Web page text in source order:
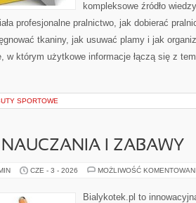
kompleksowe źródło
profesjonalne pralnictwo, jak dobierać
tkaniny, jak usuwać plamy i jak
w którym użytkowe informacje łączą się z
SPORTOWE
I ZABAWY
CZE - 3 - 2026 MOŻLIWOŚĆ
Bialykotek.pl to